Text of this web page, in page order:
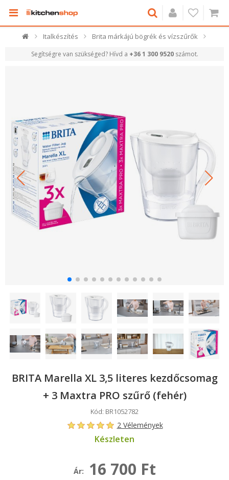
Italkészítés Brita márkájú bögrék és vízszűrők
Segítségre van szükséged? Hívd a +36 1 300 9520számot.
BRITA Marella XL 3,5 literes kezdőcsomag
+ 3 Maxtra PRO szűrő (fehér)
Kód: BR1052782
2 Vélemények
Készleten
Ár: 16 700 Ft